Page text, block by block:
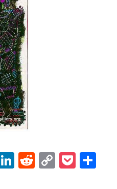
EmailLinkedIn
RedditCopyPocket